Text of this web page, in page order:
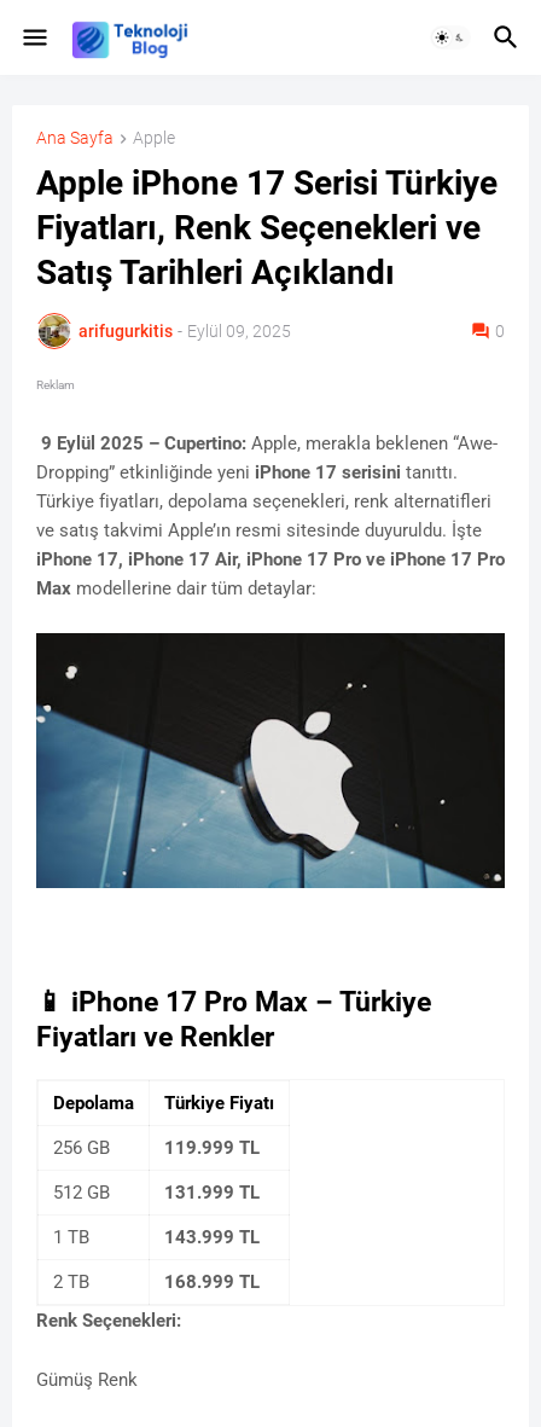
Ana Sayfa Apple
Apple iPhone 17 Serisi Türkiye
Fiyatları, Renk Seçenekleri ve
Satış Tarihleri Açıklandı
arifugurkitis - Eylül 09, 2025 0
Reklam
9 Eylül 2025 – Cupertino: Apple, merakla beklenen “Awe-
Dropping” etkinliğinde yeni iPhone 17 serisini tanıttı.
Türkiye fiyatları, depolama seçenekleri, renk alternatifleri
ve satış takvimi Apple’ın resmi sitesinde duyuruldu. İşte
iPhone 17, iPhone 17 Air, iPhone 17 Pro ve iPhone 17 Pro
Max modellerine dair tüm detaylar:
📱 iPhone 17 Pro Max – Türkiye
Fiyatları ve Renkler
Depolama Türkiye Fiyatı
256 GB 119.999 TL
512 GB 131.999 TL
1 TB 143.999 TL
2 TB
168.999 TL
Renk Seçenekleri:
Gümüş Renk